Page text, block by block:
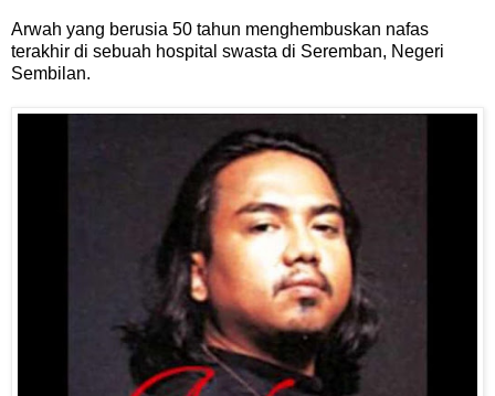
Arwah yang berusia 50 tahun menghembuskan nafas
terakhir di sebuah hospital swasta di Seremban, Negeri
Sembilan.